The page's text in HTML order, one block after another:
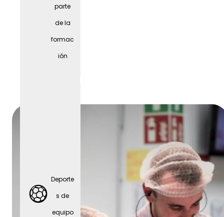
a
parte
de la
formac
ión
Deporte
s de
equipo